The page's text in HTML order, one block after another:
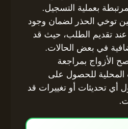
بعملية التسجيل.
توخي الحذر لضمان وجود
عند تقديم الطلب، حيث قد
في بعض الحالات.
الأزواج بمراجعة
للحصول على
أي تحديثات أو تغييرات قد